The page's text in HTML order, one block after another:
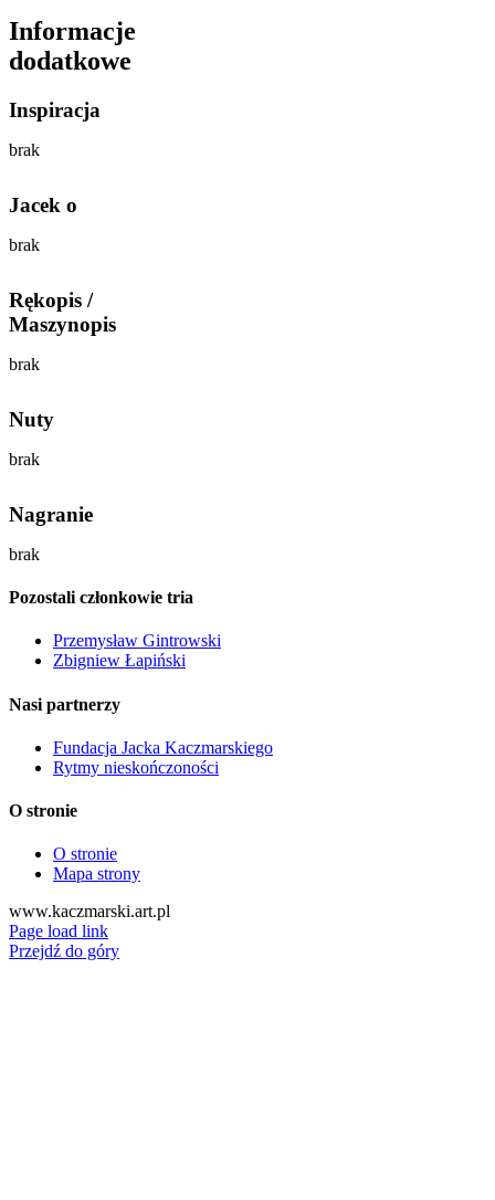
Informacje
dodatkowe
Inspiracja
brak
Jacek o
brak
Rękopis /
Maszynopis
brak
Nuty
brak
Nagranie
brak
Pozostali członkowie tria
Przemysław Gintrowski
Zbigniew Łapiński
Nasi partnerzy
Fundacja Jacka Kaczmarskiego
Rytmy nieskończoności
O stronie
O stronie
Mapa strony
www.kaczmarski.art.pl
Page load link
Przejdź do góry